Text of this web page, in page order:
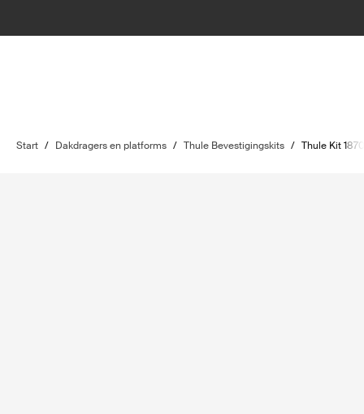
Start / Dakdragers en platforms / Thule Bevestigingskits / Thule Kit